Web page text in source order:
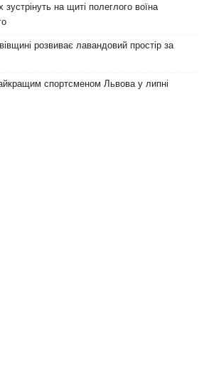
на щиті полеглого воїна
розвиває лавандовий простір за
спортсменом Львова у липні